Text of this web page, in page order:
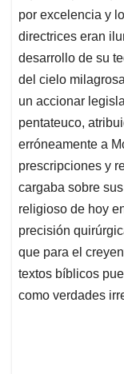
por excelencia y
directrices eran
desarrollo de su
del cielo
un accionar
pentateuco,
erróneamente a
prescripciones y
cargaba sobre
religioso de hoy
precisión
que para el
textos bíblicos
como verdades